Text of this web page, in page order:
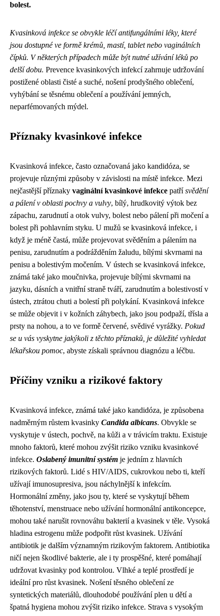
bolest.
Kvasinková infekce se obvykle léčí antifungálními léky, které
jsou dostupné ve formě krémů, mastí, tablet nebo vaginálních
čípků. V některých případech může být nutné užívání léků po
delší dobu. Prevence kvasinkových infekcí zahrnuje udržování
postižené oblasti čisté a suché, nošení prodyšného oblečení,
vyhýbání se těsnému oblečení a používání jemných,
neparfémovaných mýdel.
Příznaky kvasinkové infekce
Kvasinková infekce, často označovaná jako kandidóza, se
projevuje různými způsoby v závislosti na místě infekce. Mezi
nejčastější příznaky vaginální kvasinkové infekce patřísvědění
a pálení v oblasti pochvy a vulvy, bílý, hrudkovitý výtok bez
zápachu, zarudnutí a otok vulvy, bolest nebo pálení při močení a
bolest při pohlavním styku. U mužů se kvasinková infekce, i
když je méně častá, může projevovat svěděním a pálením na
penisu, zarudnutím a podrážděním žaludu, bílými skvrnami na
penisu a bolestivým močením. V ústech se kvasinková infekce,
známá také jako moučnivka, projevuje bílými skvrnami na
jazyku, dásních a vnitřní straně tváří, zarudnutím a bolestivostí v
ústech, ztrátou chuti a bolestí při polykání. Kvasinková infekce
se může objevit i v kožních záhybech, jako jsou podpaží, třísla a
prsty na nohou, a to ve formě červené, svědivé vyrážky. Pokud
se u vás vyskytne jakýkoli z těchto příznaků, je důležité vyhledat
lékařskou pomoc, abyste získali správnou diagnózu a léčbu.
Příčiny vzniku a rizikové faktory
Kvasinková infekce, známá také jako kandidóza, je způsobena
nadměrným růstem kvasinky Candida albicans. Obvykle se
vyskytuje v ústech, pochvě, na kůži a v trávicím traktu. Existuje
mnoho faktorů, které mohou zvýšit riziko vzniku kvasinkové
infekce. Oslabený imunitní systém je jedním z hlavních
rizikových faktorů. Lidé s HIV/AIDS, cukrovkou nebo ti, kteří
užívají imunosupresiva, jsou náchylnější k infekcím.
Hormonální změny, jako jsou ty, které se vyskytují během
těhotenství, menstruace nebo užívání hormonální antikoncepce,
mohou také narušit rovnováhu bakterií a kvasinek v těle. Vysoká
hladina estrogenu může podpořit růst kvasinek. Užívání
antibiotik je dalším významným rizikovým faktorem. Antibiotika
ničí nejen škodlivé bakterie, ale i ty prospěšné, které pomáhají
udržovat kvasinky pod kontrolou. Vlhké a teplé prostředí je
ideální pro růst kvasinek. Nošení těsného oblečení ze
syntetických materiálů, dlouhodobé používání plen u dětí a
špatná hygiena mohou zvýšit riziko infekce. Strava s vysokým